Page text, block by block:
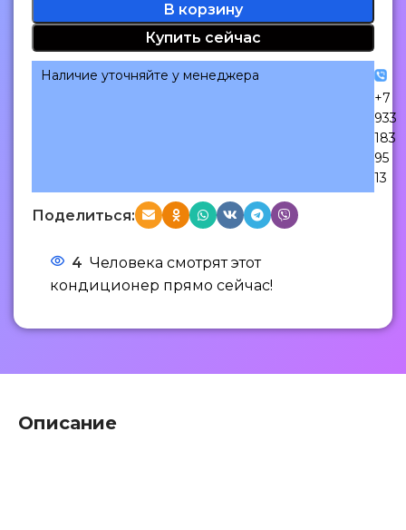
В корзину
Купить сейчас
Наличие уточняйте у менеджера
+7
933
183
95
13
Поделиться:
4 Человека смотрят этот
кондиционер прямо сейчас!
Описание